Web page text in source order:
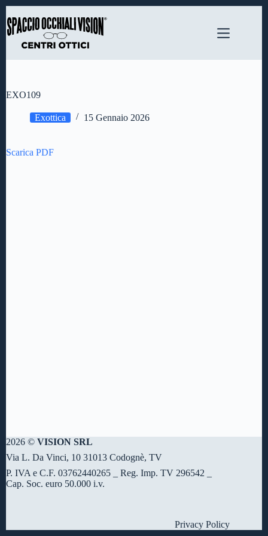
al
contenuto
EXO109
Exottica 15 Gennaio 2026
Scarica PDF
2026 © VISION SRL
Via L. Da Vinci, 10 31013 Codognè, TV
P. IVA e C.F. 03762440265 _ Reg. Imp. TV 296542 _
Cap. Soc. euro 50.000 i.v.
Privacy Policy